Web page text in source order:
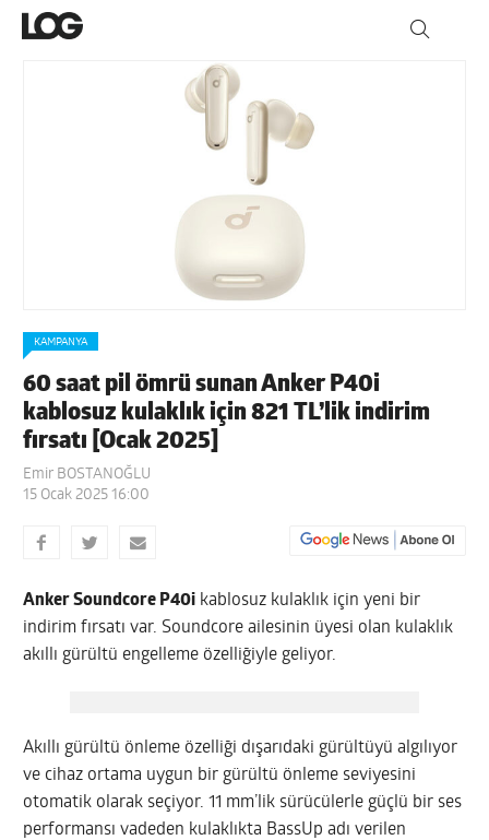
KAMPANYA
60 saat pil ömrü sunan Anker P40i
kablosuz kulaklık için 821 TL’lik indirim
fırsatı [Ocak 2025]
Emir BOSTANOĞLU
15 Ocak 2025 16:00
Anker Soundcore P40i kablosuz kulaklık için yeni bir
indirim fırsatı var. Soundcore ailesinin üyesi olan kulaklık
akıllı gürültü engelleme özelliğiyle geliyor.
Akıllı gürültü önleme özelliği dışarıdaki gürültüyü algılıyor
ve cihaz ortama uygun bir gürültü önleme seviyesini
otomatik olarak seçiyor. 11 mm’lik sürücülerle güçlü bir ses
performansı vadeden kulaklıkta BassUp adı verilen